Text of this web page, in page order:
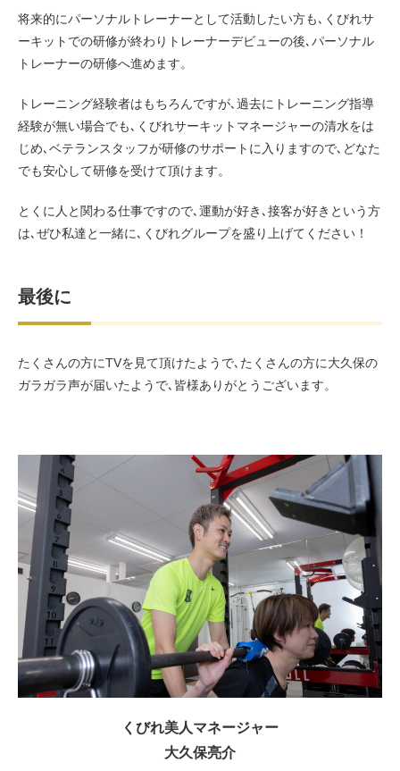
将来的にパーソナルトレーナーとして活動したい方も､くびれサ
ーキットでの研修が終わりトレーナーデビューの後､パーソナル
トレーナーの研修へ進めます。
トレーニング経験者はもちろんですが､過去にトレーニング指導
経験が無い場合でも､くびれサーキットマネージャーの清水をは
じめ､ベテランスタッフが研修のサポートに入りますので､どなた
でも安心して研修を受けて頂けます。
とくに人と関わる仕事ですので､運動が好き､接客が好きという方
は､ぜひ私達と一緒に､くびれグループを盛り上げてください！
最後に
たくさんの方にTVを見て頂けたようで､たくさんの方に大久保の
ガラガラ声が届いたようで､皆様ありがとうございます。
くびれ美人マネージャー
大久保亮介